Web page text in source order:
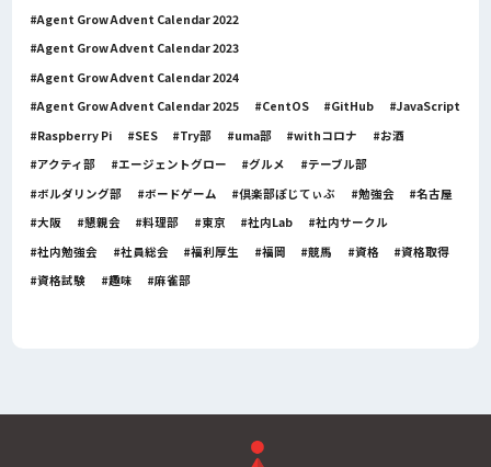
Agent Grow Advent Calendar 2022
Agent Grow Advent Calendar 2023
Agent Grow Advent Calendar 2024
Agent Grow Advent Calendar 2025
CentOS GitHub
JavaScript
Raspberry Pi
SES Try部 uma部 withコロナ
お酒
アクティ部
エージェントグロー グルメ
テーブル部
ボルダリング部
ボードゲーム 倶楽部ぽじてぃぶ 勉強会
名古屋
大阪
懇親会 料理部 東京 社内Lab
社内サークル
社内勉強会
社員総会 福利厚生 福岡 競馬 資格
資格取得
資格試験
趣味 麻雀部